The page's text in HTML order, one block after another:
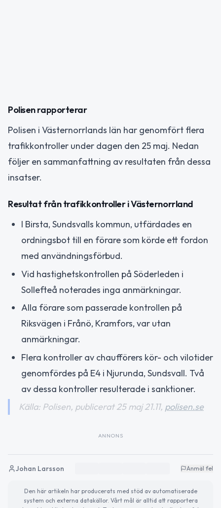
Polisen rapporterar
Polisen i Västernorrlands län har genomfört flera
trafikkontroller under dagen den 25 maj. Nedan
följer en sammanfattning av resultaten från dessa
insatser.
Resultat från trafikkontroller i Västernorrland
I Birsta, Sundsvalls kommun, utfärdades en
ordningsbot till en förare som körde ett fordon
med användningsförbud.
Vid hastighetskontrollen på Söderleden i
Sollefteå noterades inga anmärkningar.
Alla förare som passerade kontrollen på
Riksvägen i Frånö, Kramfors, var utan
anmärkningar.
Flera kontroller av chaufförers kör- och vilotider
genomfördes på E4 i Njurunda, Sundsvall. Två
av dessa kontroller resulterade i sanktioner.
Källa: Polisen, publicerat 25 maj 21.11, polisen.se
ANNONS
Johan Larsson Anmäl fel
Den här artikeln har producerats med stöd av automatiserade
system och externa datakällor. Vårt mål är alltid att rapportera